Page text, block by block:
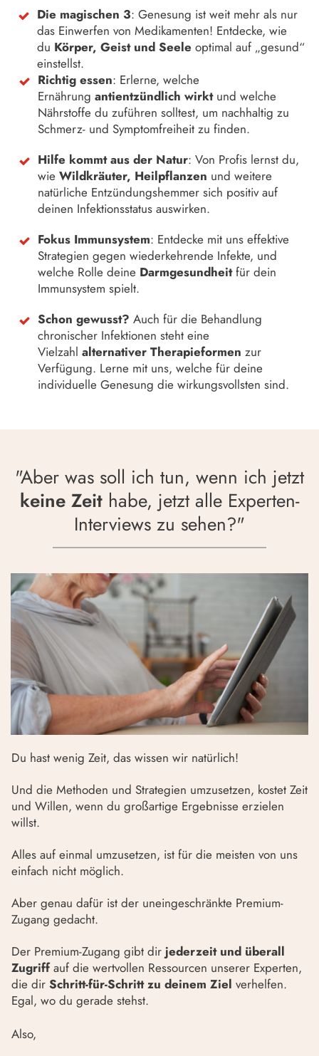
Die magischen 3: Genesung ist weit mehr als nur
das Einwerfen von Medikamenten! Entdecke, wie
du Körper, Geist und Seele optimal auf „gesund“
einstellst.
Richtig essen: Erlerne, welche
Ernährung antientzündlich wirktund welche
Nährstoffe du zuführen solltest, um nachhaltig zu
Schmerz- und Symptomfreiheit zu finden.
Hilfe kommt aus der Natur: Von Profis lernst du,
wie Wildkräuter, Heilpflanzen und weitere
natürliche Entzündungshemmer sich positiv auf
deinen Infektionsstatus auswirken.
Fokus Immunsystem: Entdecke mit uns effektive
Strategien gegen wiederkehrende Infekte, und
welche Rolle deine Darmgesundheitfür dein
Immunsystem spielt.
Schon gewusst? Auch für die Behandlung
chronischer Infektionen steht eine
Vielzahl alternativer Therapieformen zur
Verfügung. Lerne mit uns, welche für deine
individuelle Genesung die wirkungsvollsten sind.
"Aber was soll ich tun, wenn ich jetzt
keine Zeit habe, jetzt alle Experten-
Interviews zu sehen?"
Du hast wenig Zeit, das wissen wir natürlich!
Und die Methoden und Strategien umzusetzen, kostet Zeit
und Willen, wenn du großartige Ergebnisse erzielen
willst.
Alles auf einmal umzusetzen, ist für die meisten von uns
einfach nicht möglich.
Aber genau dafür ist der uneingeschränkte Premium-
Zugang gedacht.
Der Premium-Zugang gibt dir jederzeit und überall
Zugriffauf die wertvollen Ressourcen unserer Experten,
die dir Schritt-für-Schritt zu deinem Ziel verhelfen.
Egal, wo du gerade stehst.
Also,